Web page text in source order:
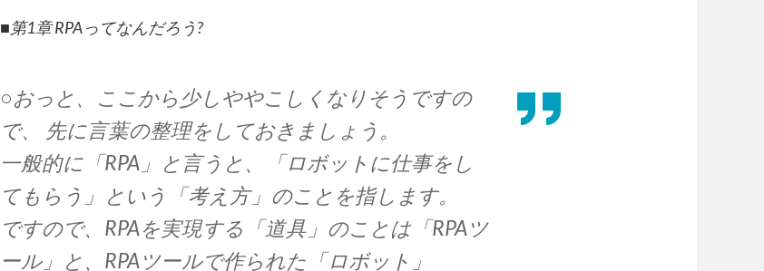
■第1章 RPAってなんだろう?
○おっと、ここから少しややこしくなりそうですの
で、 先に言葉の整理をしておきましょう。
一般的に「RPA」と言うと、「ロボットに仕事をし
てもらう」という「考え方」のことを指します。
ですので、RPAを実現する「道具」のことは「RPAツ
ール」と、RPAツールで作られた「ロボット」